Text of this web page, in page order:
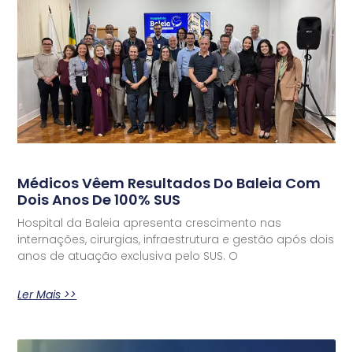
Médicos Vêem Resultados Do Baleia Com
Dois Anos De 100% SUS
Hospital da Baleia apresenta crescimento nas
internações, cirurgias, infraestrutura e gestão após dois
anos de atuação exclusiva pelo SUS. O
Ler Mais >>